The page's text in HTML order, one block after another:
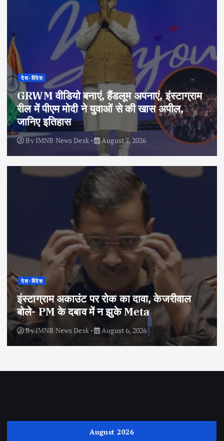
देश-विदेश
GRWM वीडियो बनाएं, हैंडलूम अपनाएं, इंस्टाग्राम
रील में पीएम मोदी ने युवाओं से की खास अपील,
जानिए इतिहास
By IMNB News Desk August 7, 2026
देश-विदेश
इंस्टाग्राम अकाउंट पर रोक का दावा, केजरीवाल
बोले- PM के दबाव में न झुके Meta
ByIMNB News Desk August 6, 2026
August 2026